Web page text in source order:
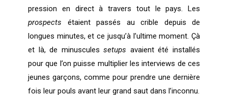
pression en direct à travers tout le pays. Les
prospects étaient passés au crible depuis de
longues minutes, et ce jusqu’à l’ultime moment. Çà
et là, de minusculessetups avaient été installés
pour que l’on puisse multiplier les interviews de ces
jeunes garçons, comme pour prendre une dernière
fois leur pouls avant leur grand saut dans l’inconnu.